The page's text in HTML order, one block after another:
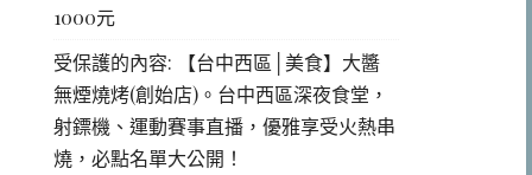
1000元
受保護的內容: 【台中西區│美食】大醬
無煙燒烤(創始店)。台中西區深夜食堂，
射鏢機、運動賽事直播，優雅享受火熱串
燒，必點名單大公開！